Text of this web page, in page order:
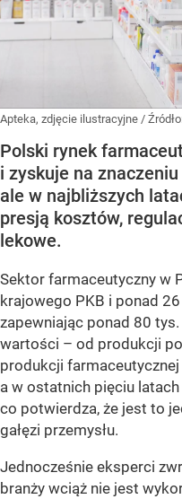
Apteka, zdjęcie ilustracyjne /
Polski rynek
i zyskuje na
ale w najbliższych
presją kosztów,
lekowe.
Sektor farmaceutyczny w
krajowego PKB i ponad
zapewniając ponad 80
wartości – od produkcji
produkcji
a w ostatnich pięciu
co potwierdza, że jest to
gałęzi przemysłu.
Jednocześnie eksperci
branży wciąż nie jest